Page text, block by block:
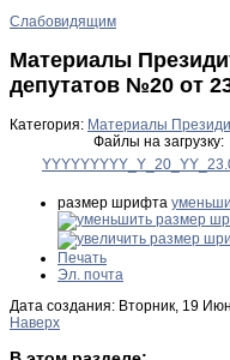
Слабовидящим
Материалы
депутатов №20 от
Категория: Материалы
Файлы на загрузку:
размер шрифта
Печать
Эл. почта
Дата создания: Вторник, 19
Наверх